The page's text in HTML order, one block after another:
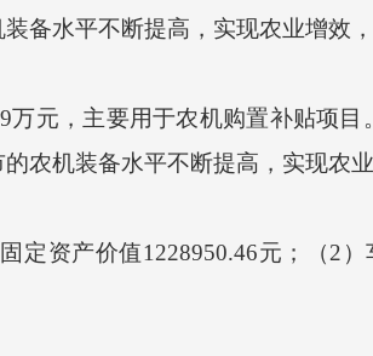
备水平不断提高，实现农业增效，
万元，主要用于农机购置补贴项目 。
农机装备水平不断提高，实现农业
定资产价值1228950.46元；（2）